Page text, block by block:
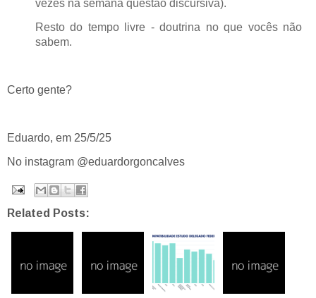
vezes na semana questão discursiva).
Resto do tempo livre - doutrina no que vocês não
sabem.
Certo gente?
Eduardo, em 25/5/25
No instagram @eduardorgoncalves
Related Posts: